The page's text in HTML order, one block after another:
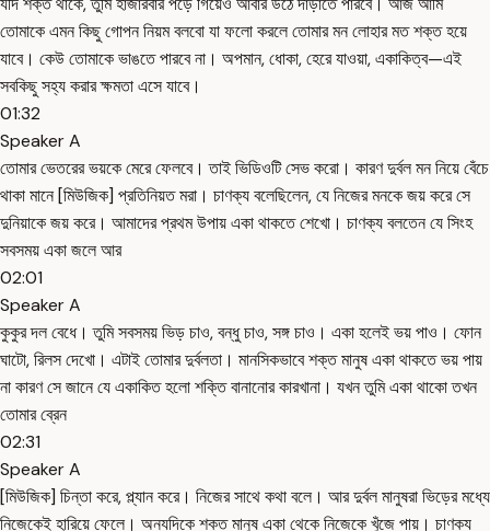
তোমাকে এমন কিছু গোপন নিয়ম বলবো যা ফলো করলে তোমার মন লোহার মত শক্ত হয়ে
যাবে। কেউ তোমাকে ভাঙতে পারবে না। অপমান, ধোকা, হেরে যাওয়া, একাকিত্ব—এই
সবকিছু সহ্য করার ক্ষমতা এসে যাবে।
01:32
Speaker A
তোমার ভেতরের ভয়কে মেরে ফেলবে। তাই ভিডিওটি সেভ করো। কারণ দুর্বল মন নিয়ে বেঁচে
থাকা মানে [মিউজিক] প্রতিনিয়ত মরা। চাণক্য বলেছিলেন, যে নিজের মনকে জয় করে সে
দুনিয়াকে জয় করে। আমাদের প্রথম উপায় একা থাকতে শেখো। চাণক্য বলতেন যে সিংহ
সবসময় একা জলে আর
02:01
Speaker A
কুকুর দল বেধে। তুমি সবসময় ভিড় চাও, বন্ধু চাও, সঙ্গ চাও। একা হলেই ভয় পাও। ফোন
ঘাটো, রিলস দেখো। এটাই তোমার দুর্বলতা। মানসিকভাবে শক্ত মানুষ একা থাকতে ভয় পায়
না কারণ সে জানে যে একাকিত হলো শক্তি বানানোর কারখানা। যখন তুমি একা থাকো তখন
তোমার ব্রেন
02:31
Speaker A
[মিউজিক] চিন্তা করে, প্ল্যান করে। নিজের সাথে কথা বলে। আর দুর্বল মানুষরা ভিড়ের মধ্যে
নিজেকেই হারিয়ে ফেলে। অন্যদিকে শক্ত মানুষ একা থেকে নিজেকে খুঁজে পায়। চাণক্য